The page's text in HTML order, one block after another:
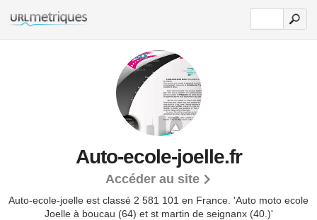
Auto-ecole-joelle.fr
Accéder au site
Auto-ecole-joelle est classé 2 581 101 en France. 'Auto moto ecole
Joelle à boucau (64) et st martin de seignanx (40.)'